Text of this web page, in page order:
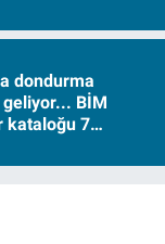
dondurma
BİM
kataloğu 7